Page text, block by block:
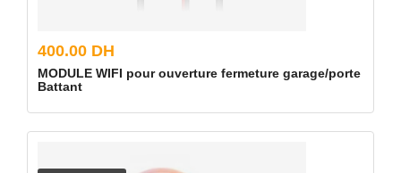
400.00 DH
MODULE WIFI pour ouverture fermeture garage/porte
Battant